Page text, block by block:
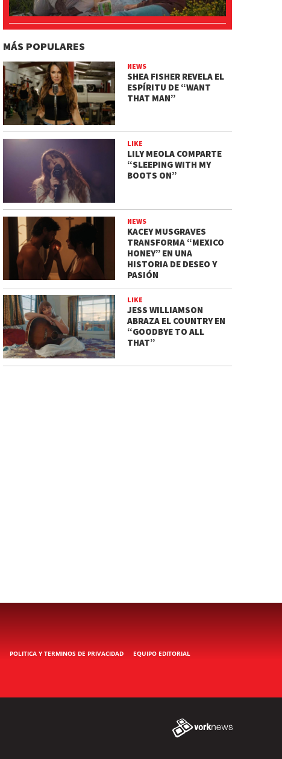
MÁS POPULARES
NEWS
SHEA FISHER REVELA EL
ESPÍRITU DE “WANT
THAT MAN”
LIKE
LILY MEOLA COMPARTE
“SLEEPING WITH MY
BOOTS ON”
NEWS
KACEY MUSGRAVES
TRANSFORMA “MEXICO
HONEY” EN UNA
HISTORIA DE DESEO Y
PASIÓN
LIKE
JESS WILLIAMSON
ABRAZA EL COUNTRY EN
“GOODBYE TO ALL
THAT”
POLITICA Y TERMINOS DE PRIVACIDAD EQUIPO EDITORIAL